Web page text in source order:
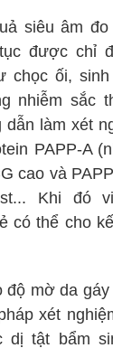
siêu âm
được chỉ
chọc ối,
nhiễm sắc
làm xét
PAPP-A
cao và
Khi đó
có thể cho
độ mờ da
xét
dị tật bẩm